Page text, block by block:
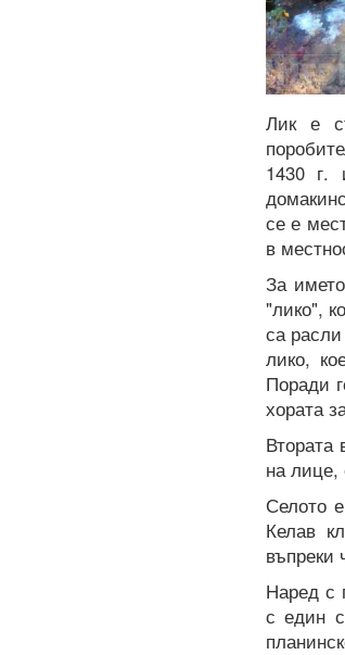
Лик е
1430 г.
се е
в
За
"лико",
са
лико,
Поради
хората
Втората
на лице,
Селото
Келав
въпреки
Наред с
с един